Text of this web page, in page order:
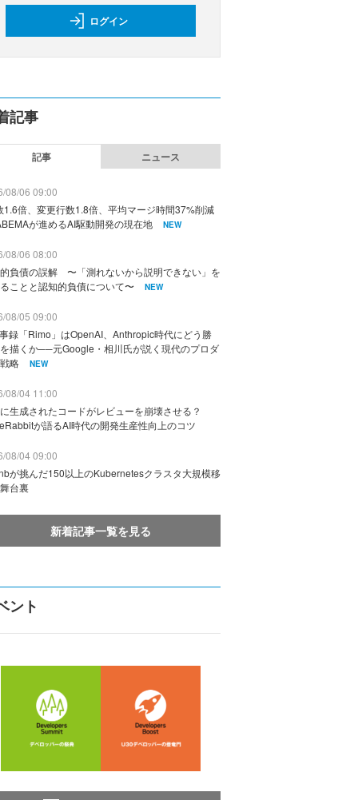
ログイン
記事
記事 ニュース
08/06 09:00
1.6倍、変更行数1.8倍、平均マージ時間37%削減
が進めるAI駆動開発の現在地
NEW
08/06 08:00
負債の誤解 〜「測れないから説明できない」を
ことと認知的負債について〜
NEW
08/05 09:00
録「Rimo」はOpenAI、Anthropic時代にどう勝
描くか──元Google・相川氏が説く現代のプロダ
略
NEW
08/04 11:00
生成されたコードがレビューを崩壊させる？
が語るAI時代の開発生産性向上のコツ
08/04 09:00
が挑んだ150以上のKubernetesクラスタ大規模移
台裏
新着記事一覧を見る
ント